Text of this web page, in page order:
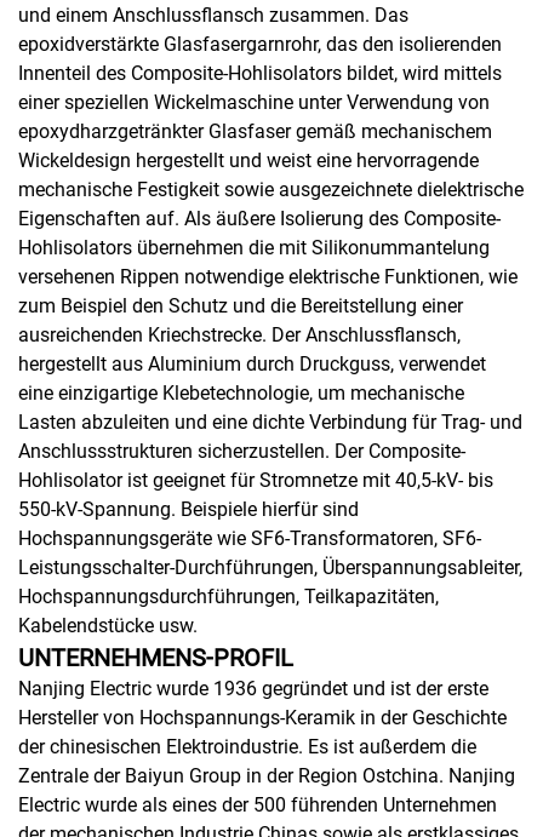
und einem Anschlussflansch zusammen. Das
epoxidverstärkte Glasfasergarnrohr, das den isolierenden
Innenteil des Composite-Hohlisolators bildet, wird mittels
einer speziellen Wickelmaschine unter Verwendung von
epoxydharzgetränkter Glasfaser gemäß mechanischem
Wickeldesign hergestellt und weist eine hervorragende
mechanische Festigkeit sowie ausgezeichnete dielektrische
Eigenschaften auf. Als äußere Isolierung des Composite-
Hohlisolators übernehmen die mit Silikonummantelung
versehenen Rippen notwendige elektrische Funktionen, wie
zum Beispiel den Schutz und die Bereitstellung einer
ausreichenden Kriechstrecke. Der Anschlussflansch,
hergestellt aus Aluminium durch Druckguss, verwendet
eine einzigartige Klebetechnologie, um mechanische
Lasten abzuleiten und eine dichte Verbindung für Trag- und
Anschlussstrukturen sicherzustellen. Der Composite-
Hohlisolator ist geeignet für Stromnetze mit 40,5-kV- bis
550-kV-Spannung. Beispiele hierfür sind
Hochspannungsgeräte wie SF6-Transformatoren, SF6-
Leistungsschalter-Durchführungen, Überspannungsableiter,
Hochspannungsdurchführungen, Teilkapazitäten,
Kabelendstücke usw.
UNTERNEHMENS-PROFIL
Nanjing Electric wurde 1936 gegründet und ist der erste
Hersteller von Hochspannungs-Keramik in der Geschichte
der chinesischen Elektroindustrie. Es ist außerdem die
Zentrale der Baiyun Group in der Region Ostchina. Nanjing
Electric wurde als eines der 500 führenden Unternehmen